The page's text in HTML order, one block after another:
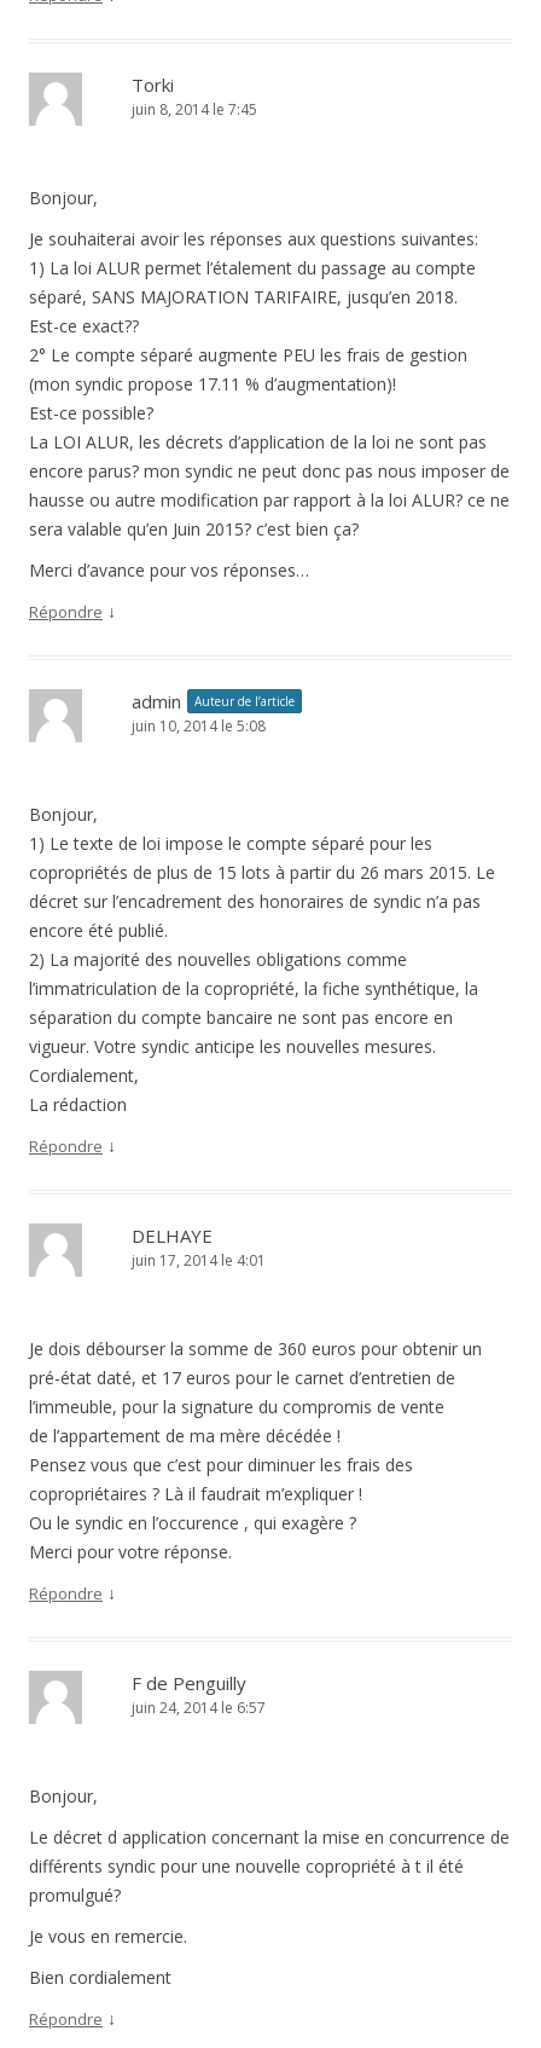
Torki
juin 8, 2014 le 7:45
Bonjour,
Je souhaiterai avoir les réponses aux questions suivantes:
1) La loi ALUR permet l’étalement du passage au compte
séparé, SANS MAJORATION TARIFAIRE, jusqu’en 2018.
Est-ce exact??
2° Le compte séparé augmente PEU les frais de gestion
(mon syndic propose 17.11 % d’augmentation)!
Est-ce possible?
La LOI ALUR, les décrets d’application de la loi ne sont pas
encore parus? mon syndic ne peut donc pas nous imposer de
hausse ou autre modification par rapport à la loi ALUR? ce ne
sera valable qu’en Juin 2015? c’est bien ça?
Merci d’avance pour vos réponses…
Répondre ↓
admin Auteur de l’article
juin 10, 2014 le 5:08
Bonjour,
1) Le texte de loi impose le compte séparé pour les
copropriétés de plus de 15 lots à partir du 26 mars 2015. Le
décret sur l’encadrement des honoraires de syndic n’a pas
encore été publié.
2) La majorité des nouvelles obligations comme
l’immatriculation de la copropriété, la fiche synthétique, la
séparation du compte bancaire ne sont pas encore en
vigueur. Votre syndic anticipe les nouvelles mesures.
Cordialement,
La rédaction
Répondre ↓
DELHAYE
juin 17, 2014 le 4:01
Je dois débourser la somme de 360 euros pour obtenir un
pré-état daté, et 17 euros pour le carnet d’entretien de
l’immeuble, pour la signature du compromis de vente
de l’appartement de ma mère décédée !
Pensez vous que c’est pour diminuer les frais des
copropriétaires ? Là il faudrait m’expliquer !
Ou le syndic en l’occurence , qui exagère ?
Merci pour votre réponse.
Répondre ↓
F de Penguilly
juin 24, 2014 le 6:57
Bonjour,
Le décret d application concernant la mise en concurrence de
différents syndic pour une nouvelle copropriété à t il été
promulgué?
Je vous en remercie.
Bien cordialement
Répondre ↓